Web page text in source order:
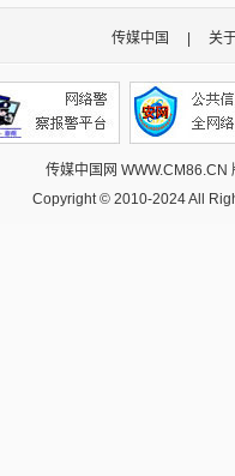
传媒中国 关
传媒中国网
Copyright © 2010-2024 All